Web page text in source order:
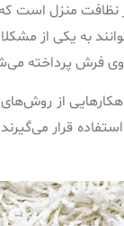
منزل است
به یکی از
فرش پرداخته
و شامل
استفاده قرار